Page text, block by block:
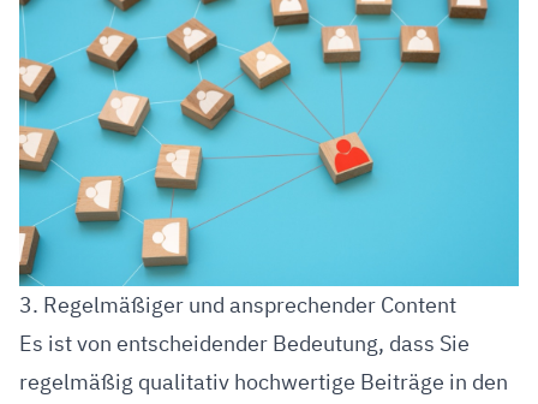
3. Regelmäßiger und ansprechender Content
Es ist von entscheidender Bedeutung, dass Sie
regelmäßig qualitativ hochwertige Beiträge in den